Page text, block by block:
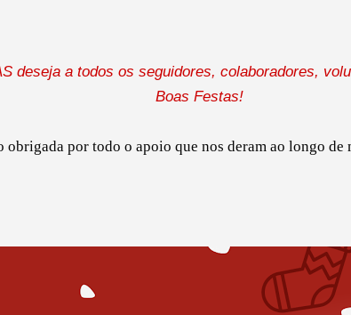
deseja a todos os seguidores, colaboradores,
Boas Festas!
obrigada por todo o apoio que nos deram ao longo de